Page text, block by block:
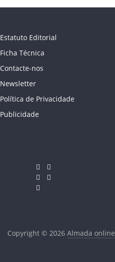
Estatuto Editorial
Ficha Técnica
Contacte-nos
Newsletter
Política de Privacidade
Publicidade
Copyright © 2026 Almada online